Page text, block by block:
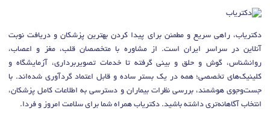
دکتریاب، راهی سریع و مطمئن برای پیدا کردن بهترین پزشکان و دریافت نوبت
آنلاین در سراسر ایران است. از مشاوره با متخصصان قلب، مغز و اعصاب،
روانشناس، گوش و حلق و بینی گرفته تا خدمات تصویربرداری، آزمایشگاه و
کلینیک‌های تخصصی؛ همه در یک بستر ساده و قابل اعتماد گردآوری شده‌اند. با
جست‌وجوی هوشمند، بررسی نظرات بیماران و دسترسی به اطلاعات کامل پزشکان،
انتخاب آگاهانه‌تری داشته باشید. دکتریاب همراه شما برای سلامت امروز و فردا.